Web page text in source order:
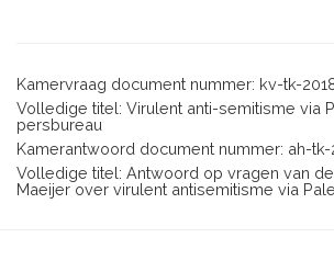
Kamervraag document nummer: kv-tk-
Volledige titel: Virulent anti-semitisme via
persbureau
Kamerantwoord document nummer: ah-tk-
Volledige titel: Antwoord op vragen van
Maeijer over virulent antisemitisme via